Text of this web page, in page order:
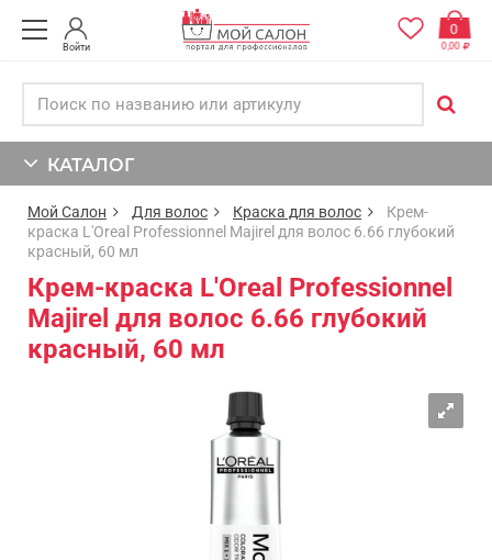
Войти
0
0,00
КАТАЛОГ
Мой Салон Для волос Краска для волос
Крем-
краска L'Oreal Professionnel Majirel для волос 6.66 глубокий
красный, 60 мл
Крем-краска L'Oreal Professionnel
Majirel для волос 6.66 глубокий
красный, 60 мл